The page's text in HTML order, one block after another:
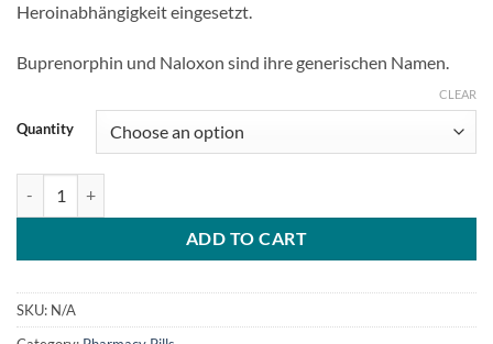
Heroinabhängigkeit eingesetzt.
Buprenorphin und Naloxon sind ihre generischen Namen.
Quantity
CLEAR
ADD TO CART
SKU: N/A